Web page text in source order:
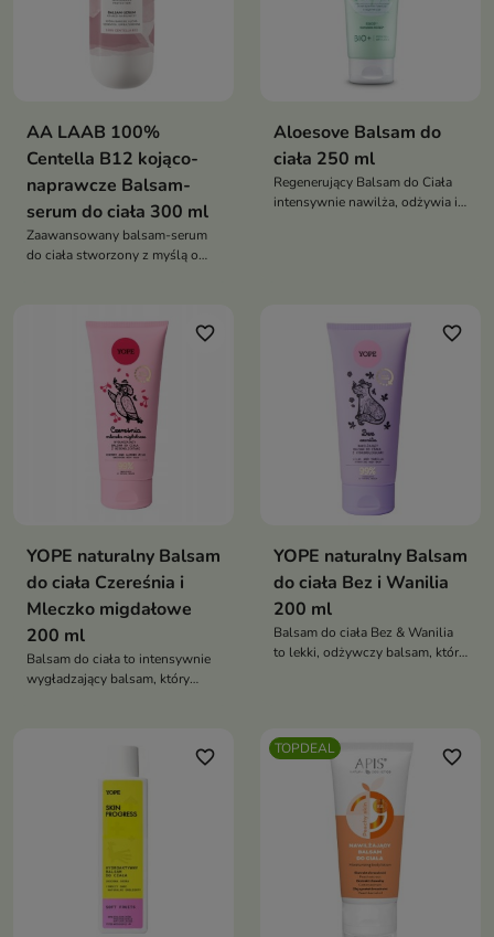
AA LAAB 100%
Centella B12 kojąco-
naprawcze Balsam-
serum do ciała 300 ml
Zaawansowany balsam-serum
do ciała stworzony z myślą o
z chronioną patentem
technologią 100% CENTELLA
B12™ wspiera komfort skóry,
pomaga zmniejszyć uczucie
przesuszenia oraz zapewnia
intensywne nawilżenie i
Aloesove Balsam do
ciała 250 ml
Regenerujący Balsam do Ciała
intensywnie nawilża, odżywia i
favorite_border
YOPE naturalny Balsam
do ciała Czereśnia i
Mleczko migdałowe
200 ml
Balsam do ciała to intensywnie
wygładzający balsam, który
zapachem i zapewnia komfort
już od pierwszego użycia
favorite_border
YOPE naturalny Balsam
do ciała Bez i Wanilia
200 ml
Balsam do ciała Bez & Wanilia
to lekki, odżywczy balsam, który
favorite_border TOPDEAL favorite_border